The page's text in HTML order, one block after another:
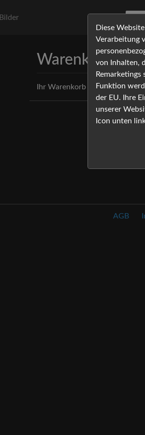
Bilder
Warenkorb
Ihr Warenkorb ist leer.
Diese
Verarbeitung
von Inhalten,
Funktion
der EU. Ihre
unserer
Icon unten
AGB